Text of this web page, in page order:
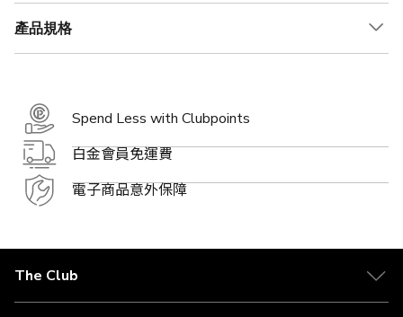
產品規格
Spend Less with Clubpoints
白金會員免運費
電子商品意外保障
The Club
關於 The Club